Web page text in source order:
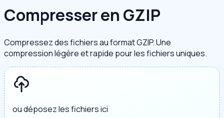
Compresser en GZIP
Compressez des fichiers au format GZIP. Une
compression légère et rapide pour les fichiers uniques.
ou déposez les fichiers ici